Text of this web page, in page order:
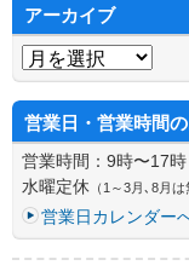
アーカイブ
アーカイブ
営業日・営業時間
営業時間：9時〜17時
水曜定休 （1～3月､8月は
営業日カレンダー